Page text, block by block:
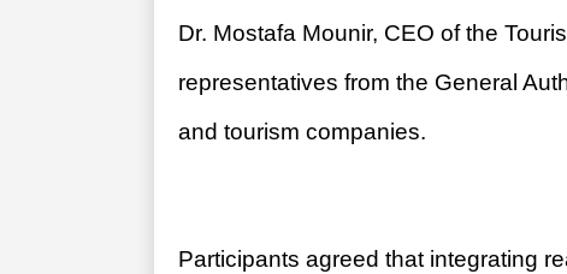
Dr. Mostafa Mounir, CEO of the
representatives from the General
and tourism companies.
Participants agreed that integrating